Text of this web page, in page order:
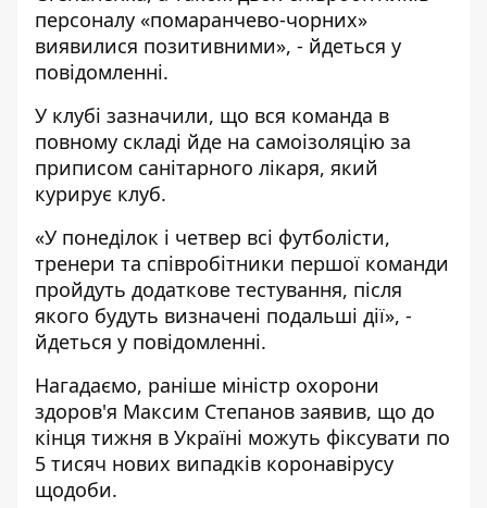
персоналу «помаранчево-чорних»
виявилися позитивними», - йдеться у
повідомленні.
У клубі зазначили, що вся команда в
повному складі йде на самоізоляцію за
приписом санітарного лікаря, який
курирує клуб.
«У понеділок і четвер всі футболісти,
тренери та співробітники першої команди
пройдуть додаткове тестування, після
якого будуть визначені подальші дії», -
йдеться у повідомленні.
Нагадаємо, раніше міністр охорони
здоров'я Максим Степанов заявив, що до
кінця тижня в Україні можуть фіксувати по
5 тисяч нових випадків коронавірусу
щодоби.